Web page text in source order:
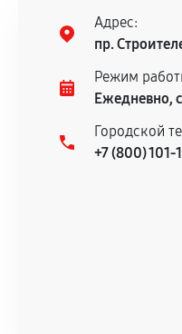
Адрес:
пр.
Режим
Ежедневно,
Городской
+7 (800) 101-